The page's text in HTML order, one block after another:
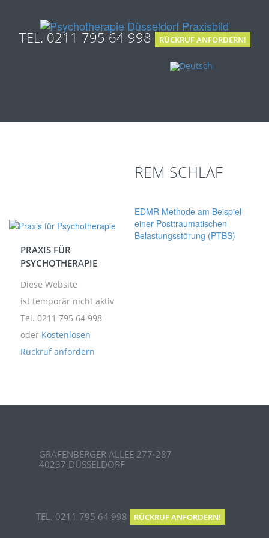
TEL. 0211 795 64 998 RÜCKRUF ANFORDERN!
PRAXIS FÜR
PSYCHOTHERAPIE
Diese Website
ist temporär nicht aktiv
Tel. 0211 795 64 998
oder Kostenlosen
Rückruf anfordern
REM SCHLAF
EDMR Methode am Beispiel
einer Posttraumatischen
Belastungsstörung (PTBS)
GRAFENBERGER ALLEE 277-287
40237 DÜSSELDORF
TEL. 0211 795 64 998 RÜCKRUF ANFORDERN!